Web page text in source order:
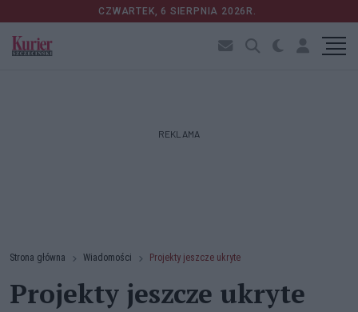
CZWARTEK, 6 SIERPNIA 2026R.
REKLAMA
Strona główna Wiadomości Projekty jeszcze ukryte
Projekty jeszcze ukryte